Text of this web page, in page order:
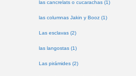
las cancrelats o cucarachas (1)
las columnas Jakin y Booz (1)
Las esclavas (2)
las langostas (1)
Las pirámides (2)